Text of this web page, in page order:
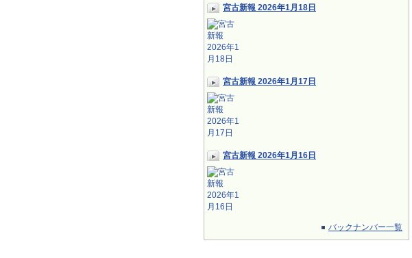
宮古新報 2026年1月18日
宮古新報 2026年1月17日
宮古新報 2026年1月16日
バックナンバー一覧